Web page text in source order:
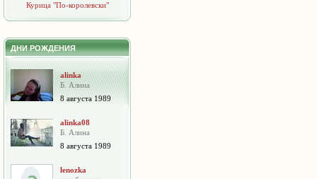
Курица "По-королевски"
ДНИ РОЖДЕНИЯ
alinka
Б. Алина
8 августа 1989
alinka08
Б. Алина
8 августа 1989
lenozka